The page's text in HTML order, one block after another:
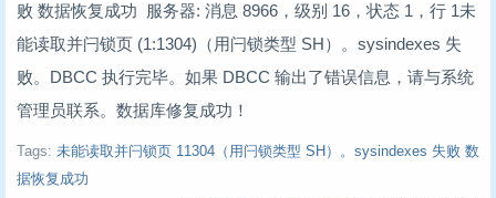
败 数据恢复成功 服务器: 消息 8966，级别 16，状态 1，行 1未
能读取并闩锁页 (1:1304)（用闩锁类型 SH）。sysindexes 失
败。DBCC 执行完毕。如果 DBCC 输出了错误信息，请与系统
管理员联系。数据库修复成功！
Tags: 未能读取并闩锁页 11304（用闩锁类型 SH）。sysindexes 失败 数
据恢复成功